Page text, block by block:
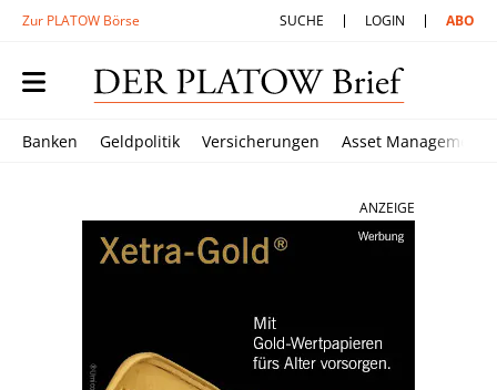
Zur PLATOW Börse SUCHE LOGIN ABO
Banken Geldpolitik Versicherungen Asset Management
ANZEIGE